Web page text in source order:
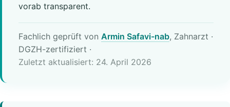
vorab transparent.
Fachlich geprüft von Armin Safavi-nab, Zahnarzt ·
DGZH-zertifiziert ·
Zuletzt aktualisiert: 24. April 2026